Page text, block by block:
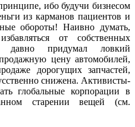
ибо будучи бизнесом
из карманов пациентов и
обороты! Наивно думать,
от собственных
давно придумал ловкий
цену автомобилей,
дорогущих запчастей,
снижена. Активисты-
глобальные корпорации в
старении вещей (см.